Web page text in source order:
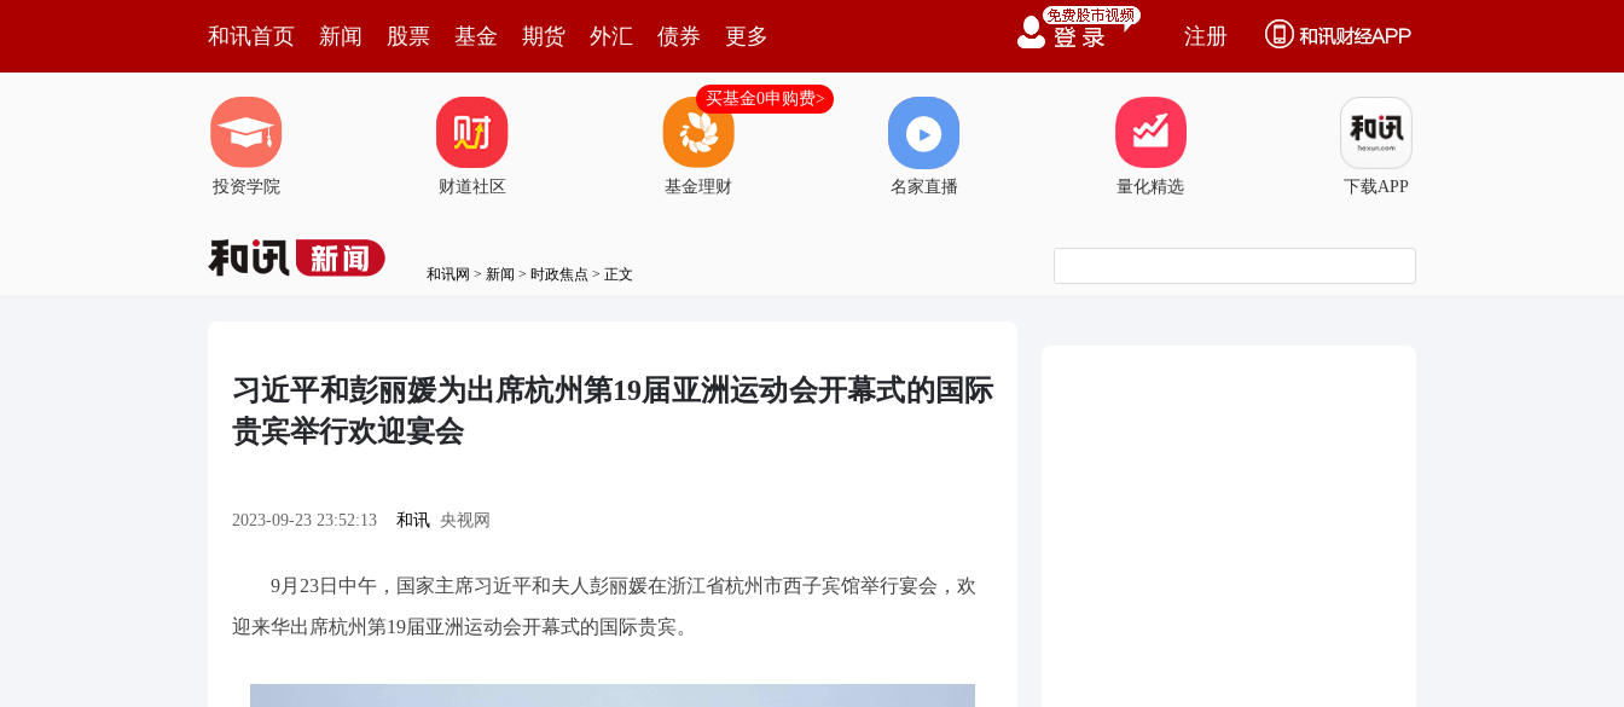
和讯首页 新闻 股票 基金 期货 外汇 债券 更多 注册
投资学院 财道社区 基金理财
买基金0申购费>
名家直播 量化精选 下载APP
和讯网 > 新闻 > 时政焦点 > 正文
习近平和彭丽媛为出席杭州第19届亚洲运动会开幕式的国际
贵宾举行欢迎宴会
2023-09-23 23:52:13 和讯 央视网
9月23日中午，国家主席习近平和夫人彭丽媛在浙江省杭州市西子宾馆举行宴会，欢
迎来华出席杭州第19届亚洲运动会开幕式的国际贵宾。